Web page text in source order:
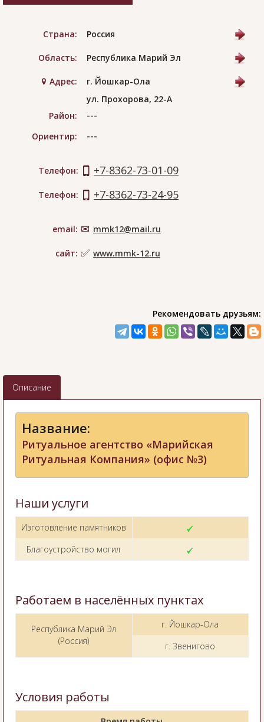
Страна: Россия
Область: Республика Марий Эл
Адрес:
г. Йошкар-Ола
ул. Прохорова, 22-А
Район:
---
Ориентир:
---
Телефон: +7-8362-73-01-09
Телефон: +7-8362-73-24-95
email: mmk12@mail.ru
сайт: www.mmk-12.ru
Рекомендовать друзьям:
Описание
Название:
Ритуальное агентство «Марийская
Ритуальная Компания» (офис №3)
Наши услуги
Изготовление памятников
Благоустройство могил
Работаем в населённых пунктах
Республика Марий Эл
(Россия)
г. Йошкар-Ола
г. Звенигово
Условия работы